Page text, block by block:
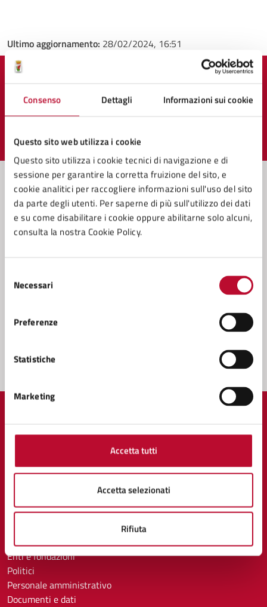
Consenso Dettagli Informazioni sui cookie
Questo sito web utilizza i cookie
Questo sito utilizza i cookie tecnici di navigazione e di
sessione per garantire la corretta fruizione del sito, e
cookie analitici per raccogliere informazioni sull'uso del sito
da parte degli utenti. Per saperne di più sull'utilizzo dei dati
e su come disabilitare i cookie oppure abilitarne solo alcuni,
consulta la nostra Cookie Policy.
delNecessari
Preferenze
Statistiche
Marketing
Accetta tutti
Accetta selezionati
Rifiuta
Ultimo aggiornamento: 28/02/2024, 16:51
pagina?
Valuta 5 stelle su 5
Valuta 4 stelle su 5
Valuta 3 stelle su 5
Valuta 2 stelle su 5
Valuta 1 stelle su 5
Contatta il comune
Leggi le domande frequenti
Prenota appuntamento
Problemi in città
Comune di Volterra
Organi di governo
Uffici
Enti e fondazioni
Politici
Personale amministrativo
Documenti e dati